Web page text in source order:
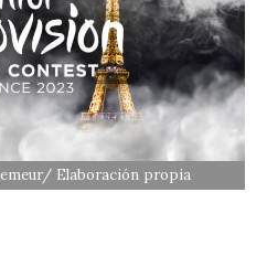
Elaboración propia